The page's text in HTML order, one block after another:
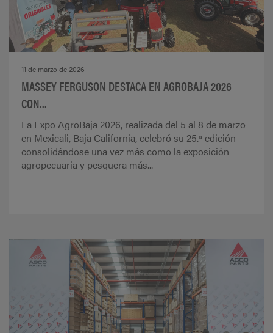
11 de marzo de 2026
MASSEY FERGUSON DESTACA EN AGROBAJA 2026
CON...
La Expo AgroBaja 2026, realizada del 5 al 8 de marzo
en Mexicali, Baja California, celebró su 25.ª edición
consolidándose una vez más como la exposición
agropecuaria y pesquera más...